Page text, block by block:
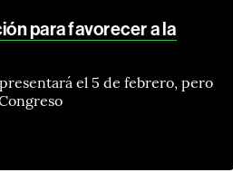
para favorecer a la
el 5 de febrero, pero